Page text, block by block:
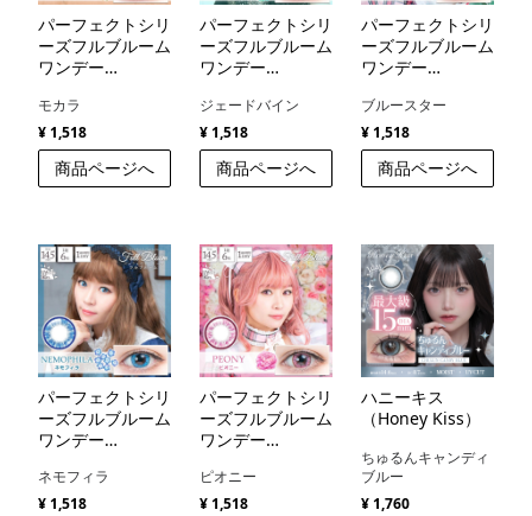
パーフェクトシリ
ーズフルブルーム
ワンデー
FullBloom1day）
モカラ
¥ 1,518
商品ページへ
パーフェクトシリ
ーズフルブルーム
ワンデー
FullBloom1day）
ジェードバイン
¥ 1,518
商品ページへ
パーフェクトシリ
ーズフルブルーム
ワンデー
FullBloom1day）
ブルースター
¥ 1,518
商品ページへ
パーフェクトシリ
ーズフルブルーム
ワンデー
FullBloom1day）
ネモフィラ
¥ 1,518
パーフェクトシリ
ーズフルブルーム
ワンデー
FullBloom1day）
ピオニー
¥ 1,518
ハニーキス
（Honey Kiss）
ちゅるんキャンディ
ブルー
¥ 1,760